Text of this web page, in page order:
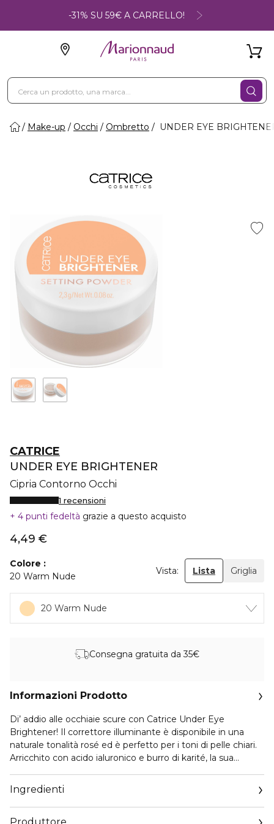
-31% SU 59€ A CARRELLO!
Make-up Occhi Ombretto UNDER EYE
CATRICE
UNDER EYE BRIGHTENER
Cipria Contorno Occhi
1 recensioni
4 punti fedeltà grazie a questo acquisto
4,49 €
Colore
20 Warm Nude
Vista: Lista Griglia
20 Warm Nude
Consegna gratuita da 35€
Informazioni Prodotto
Di’ addio alle occhiaie scure con Catrice Under Eye
Brightener! Il correttore illuminante è disponibile in una
naturale tonalità rosé ed è perfetto per i toni di pelle chiari.
Arricchito con acido ialuronico e burro di karité, la sua
bisogno per apparire fresca, sveglia e radiosa.
Ingredienti